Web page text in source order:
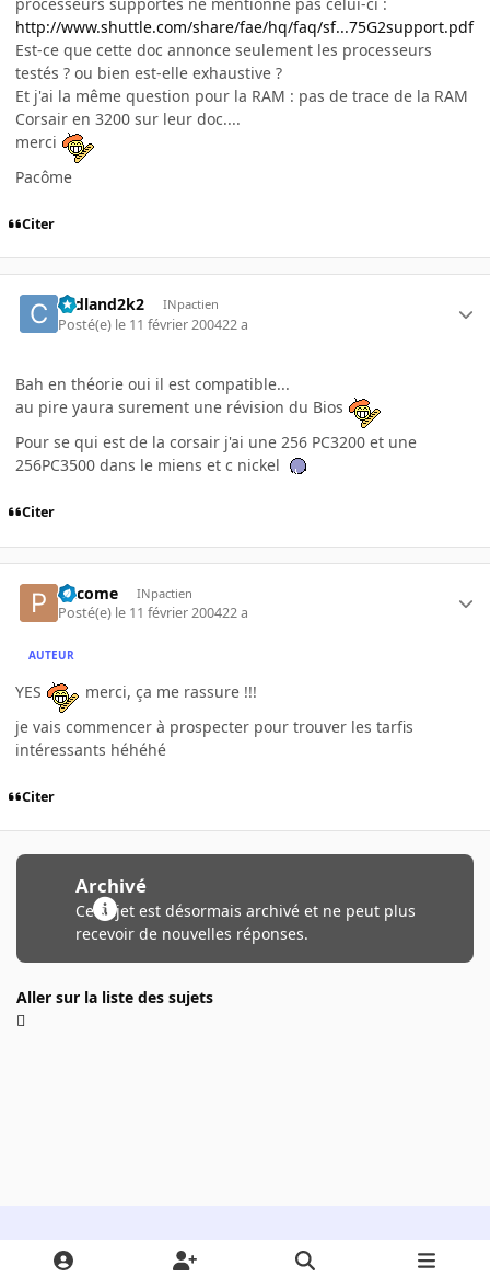
http://www.shuttle.com/share/fae/hq/faq/sf...75G2support.pdf
Est-ce que cette doc annonce seulement les processeurs
testés ? ou bien est-elle exhaustive ?
Et j'ai la même question pour la RAM : pas de trace de la RAM
Corsair en 3200 sur leur doc....
merci
Pacôme
Citer
cedland2k2 INpactien
Posté(e) le 11 février 200422 a
Bah en théorie oui il est compatible...
au pire yaura surement une révision du Bios
Pour se qui est de la corsair j'ai une 256 PC3200 et une
256PC3500 dans le miens et c nickel
Citer
Pacome INpactien
Posté(e) le 11 février 200422 a
AUTEUR
YES
merci, ça me rassure !!!
je vais commencer à prospecter pour trouver les tarfis
intéressants héhéhé
Citer
Archivé
Ce sujet est désormais archivé et ne peut plus
recevoir de nouvelles réponses.
Aller sur la liste des sujets
Light ModeDark ModeSystem Preference